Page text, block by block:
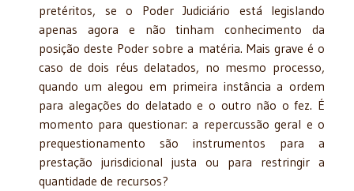
pretéritos, se o Poder Judiciário está legislando
apenas agora e não tinham conhecimento da
posição deste Poder sobre a matéria. Mais grave é o
caso de dois réus delatados, no mesmo processo,
quando um alegou em primeira instância a ordem
para alegações do delatado e o outro não o fez. É
momento para questionar: a repercussão geral e o
prequestionamento são instrumentos para a
prestação jurisdicional justa ou para restringir a
quantidade de recursos?